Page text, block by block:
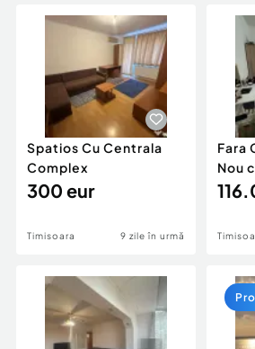
Servicii
Animale de companie
Afaceri și echipamente
Inchiriere Bunuri si Vehicule
Utilaje agricole si industriale
Piese auto si accesorii
Dacia Duster
Spatios Cu Centrala
Complex
300 eur
Timisoara 9 zile în urmă
Fara
Nou